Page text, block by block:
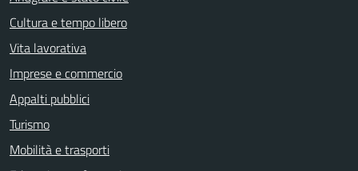
Cultura e tempo libero
Vita lavorativa
Imprese e commercio
Appalti pubblici
Turismo
Mobilità e trasporti